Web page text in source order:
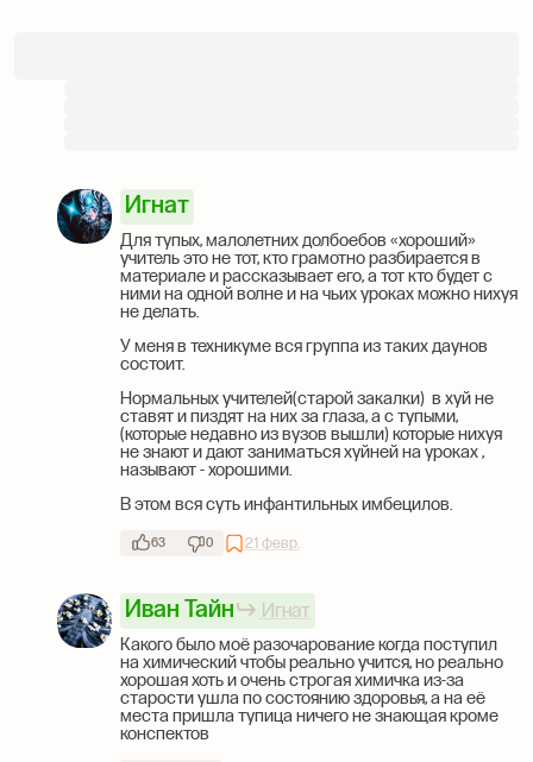
Игнат
Для тупых, малолетних долбоебов «хороший»
учитель это не тот, кто грамотно разбирается в
материале и рассказывает его, а тот кто будет с
ними на одной волне и на чьих уроках можно нихуя
не делать.
У меня в техникуме вся группа из таких даунов
состоит.
Нормальных учителей(старой закалки) в хуй не
ставят и пиздят на них за глаза, а с тупыми,
(которые недавно из вузов вышли) которые нихуя
не знают и дают заниматься хуйней на уроках ,
называют - хорошими.
В этом вся суть инфантильных имбецилов.
63 0 21 февр.
Иван Тайн
Игнат
Какого было моё разочарование когда поступил
на химический чтобы реально учится, но реально
хорошая хоть и очень строгая химичка из-за
старости ушла по состоянию здоровья, а на её
места пришла тупица ничего не знающая кроме
конспектов